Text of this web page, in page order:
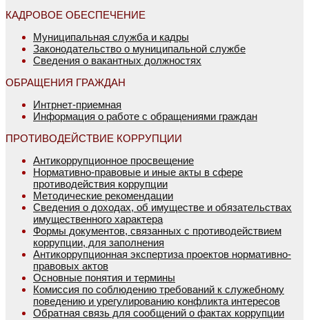
КАДРОВОЕ ОБЕСПЕЧЕНИЕ
Муниципальная служба и кадры
Законодательство о муниципальной службе
Сведения о вакантных должностях
ОБРАЩЕНИЯ ГРАЖДАН
Интрнет-приемная
Информация о работе с обращениями граждан
ПРОТИВОДЕЙСТВИЕ КОРРУПЦИИ
Антикоррупционное просвещение
Нормативно-правовые и иные акты в сфере
противодействия коррупции
Методические рекомендации
Сведения о доходах, об имуществе и обязательствах
имущественного характера
Формы документов, связанных с противодействием
коррупции, для заполнения
Антикоррупционная экспертиза проектов нормативно-
правовых актов
Основные понятия и термины
Комиссия по соблюдению требований к служебному
поведению и урегулированию конфликта интересов
Обратная связь для сообщений о фактах коррупции